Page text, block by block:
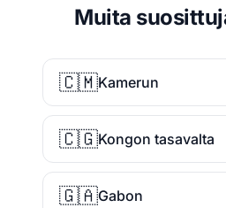
Muita
🇨🇲Kamerun
🇨🇬Kongon tasavalta
🇬🇦Gabon